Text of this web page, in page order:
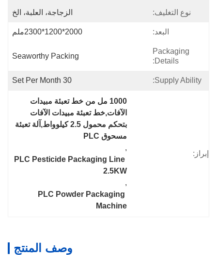
نوع التغليف: الزجاجة، العلبة، الخ
البعد: 2000*1200*2300ملم
Packaging
Details:
Seaworthy Packing
Supply Ability:
30 Set Per Month
إبراز:
1000 مل من خط تعبئة مبيدات
الآفات,خط تعبئة مبيدات الآفات
بتحكم محمول 2.5 كيلوواط,آلة تعبئة
مسحوق PLC
,
PLC Pesticide Packaging Line
2.5KW
,
PLC Powder Packaging
Machine
وصف المنتج